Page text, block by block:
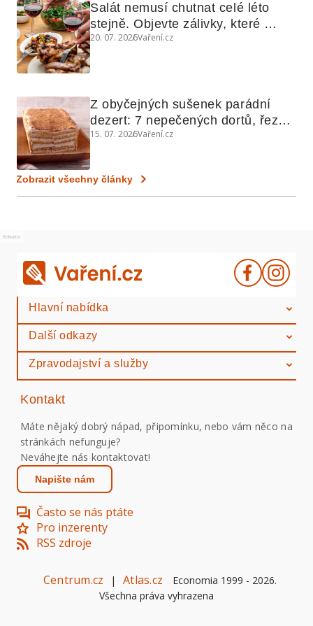
Salát nemusí chutnat celé léto
stejně. Objevte zálivky, které
využijete i na maso, nudle nebo
20. 07. 2026Vaření.cz
Z obyčejných sušenek parádní
dezert: 7 nepečených dortů, řezů
a koláčů
15. 07. 2026Vaření.cz
Zobrazit všechny články
Reklama
Hlavní nabídka
Další odkazy
Zpravodajství a služby
Kontakt
Máte nějaký dobrý nápad, připomínku, nebo vám něco na
stránkách nefunguje?
Neváhejte nás kontaktovat!
Napište nám
Často se nás ptáte
Pro inzerenty
RSS zdroje
Centrum.cz | Atlas.cz Economia 1999 - 2026.
Všechna práva vyhrazena